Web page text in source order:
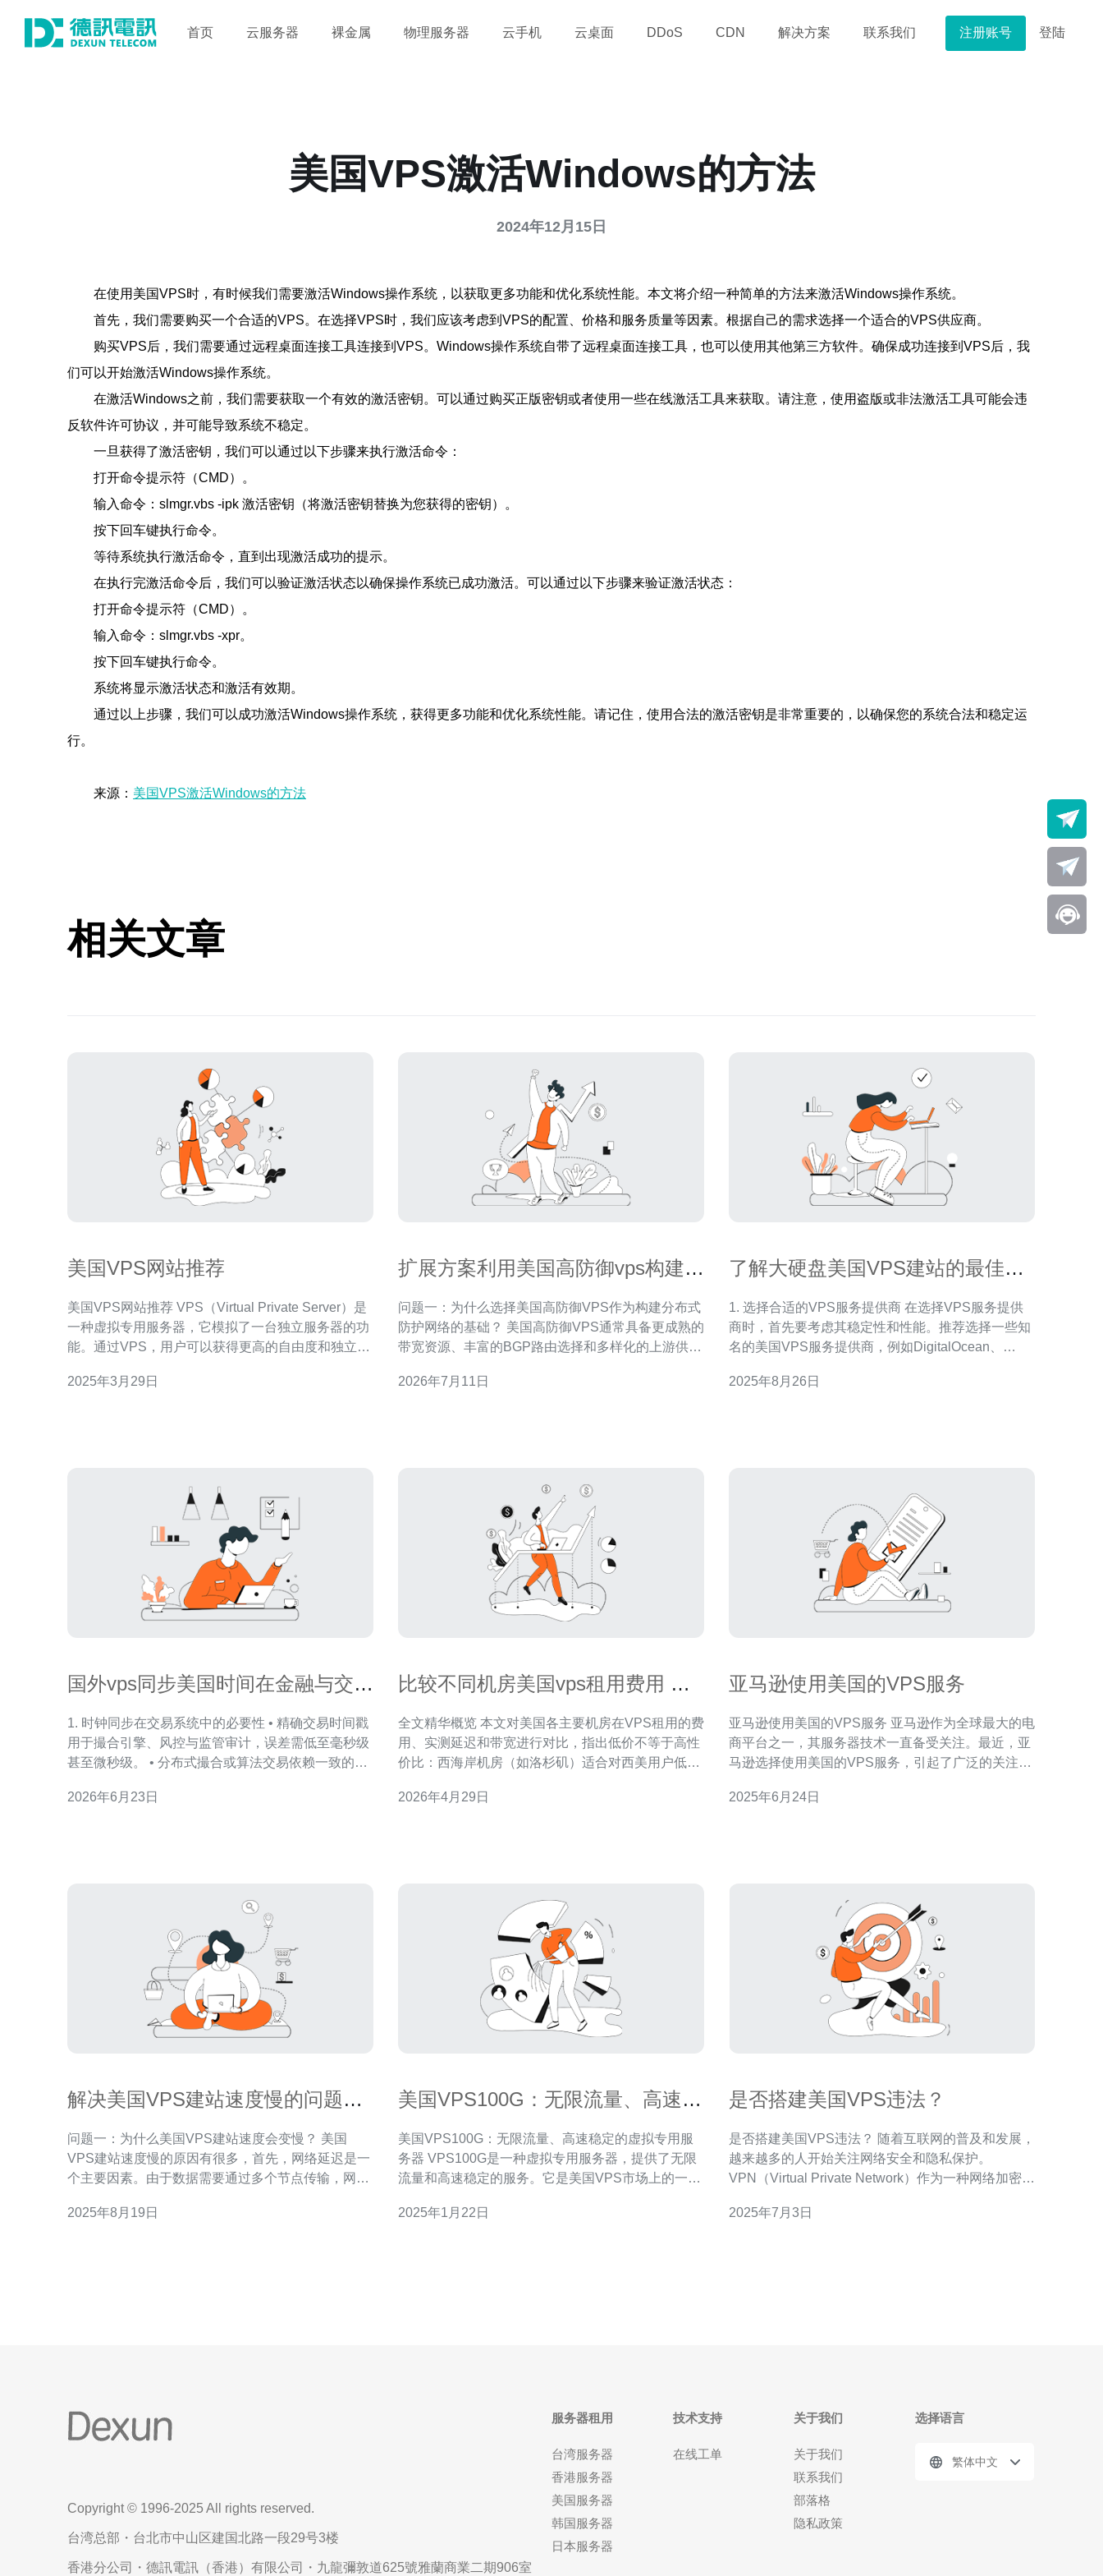
首页 云服务器 裸金属 物理服务器 云手机 云桌面 DDoS CDN 解决方案 联系我们 注册账号 登陆
美国VPS激活Windows的方法
2024年12月15日
在使用美国VPS时，有时候我们需要激活Windows操作系统，以获取更多功能和优化系统性能。本文将介绍一种简单的方法来激活Windows操作系统。
首先，我们需要购买一个合适的VPS。在选择VPS时，我们应该考虑到VPS的配置、价格和服务质量等因素。根据自己的需求选择一个适合的VPS供应商。
购买VPS后，我们需要通过远程桌面连接工具连接到VPS。Windows操作系统自带了远程桌面连接工具，也可以使用其他第三方软件。确保成功连接到VPS后，我
们可以开始激活Windows操作系统。
在激活Windows之前，我们需要获取一个有效的激活密钥。可以通过购买正版密钥或者使用一些在线激活工具来获取。请注意，使用盗版或非法激活工具可能会违
反软件许可协议，并可能导致系统不稳定。
一旦获得了激活密钥，我们可以通过以下步骤来执行激活命令：
打开命令提示符（CMD）。
输入命令：slmgr.vbs -ipk 激活密钥（将激活密钥替换为您获得的密钥）。
按下回车键执行命令。
等待系统执行激活命令，直到出现激活成功的提示。
在执行完激活命令后，我们可以验证激活状态以确保操作系统已成功激活。可以通过以下步骤来验证激活状态：
打开命令提示符（CMD）。
输入命令：slmgr.vbs -xpr。
按下回车键执行命令。
系统将显示激活状态和激活有效期。
通过以上步骤，我们可以成功激活Windows操作系统，获得更多功能和优化系统性能。请记住，使用合法的激活密钥是非常重要的，以确保您的系统合法和稳定运
行。
来源： 美国VPS激活Windows的方法
相关文章
美国VPS网站推荐
美国VPS网站推荐 VPS（Virtual Private Server）是
一种虚拟专用服务器，它模拟了一台独立服务器的功
能。通过VPS，用户可以获得更高的自由度和独立
要担心硬件设备的维护和成本。在选择VPS提供商
2025年3月29日
扩展方案利用美国高防御vps构建全
问题一：为什么选择美国高防御VPS作为构建分布式
防护网络的基础？ 美国高防御VPS通常具备更成熟的
带宽资源、丰富的BGP路由选择和多样化的上游供应
势。通过在美国部署中立机房与多线接入，可以快速
2026年7月11日
了解大硬盘美国VPS建站的最佳配
1. 选择合适的VPS服务提供商 在选择VPS服务提供
商时，首先要考虑其稳定性和性能。推荐选择一些知
名的美国VPS服务提供商，例如DigitalOcean、
置，比如CPU、内存和硬盘大小等。 2. 选择合适的
2025年8月26日
国外vps同步美国时间在金融与交易
1. 时钟同步在交易系统中的必要性 • 精确交易时间戳
用于撮合引擎、风控与监管审计，误差需低至毫秒级
甚至微秒级。 • 分布式撮合或算法交易依赖一致的时
时间（通常以美东时间为基准）。 • 时间漂移会导致
2026年6月23日
比较不同机房美国vps租用费用 与
全文精华概览 本文对美国各主要机房在VPS租用的费
用、实测延迟和带宽进行对比，指出低价不等于高性
价比：西海岸机房（如洛杉矶）适合对西美用户低延
部（达拉斯/芝加哥）在带宽和价格上通常达成平衡。
2026年4月29日
亚马逊使用美国的VPS服务
亚马逊使用美国的VPS服务 亚马逊作为全球最大的电
商平台之一，其服务器技术一直备受关注。最近，亚
马逊选择使用美国的VPS服务，引起了广泛的关注。
可以提供更加独立和灵活的服务。
2025年6月24日
解决美国VPS建站速度慢的问题的
问题一：为什么美国VPS建站速度会变慢？ 美国
VPS建站速度慢的原因有很多，首先，网络延迟是一
个主要因素。由于数据需要通过多个节点传输，网络
载过高、带宽限制、以及配置不当的VPS也会导致速
2025年8月19日
美国VPS100G：无限流量、高速稳
美国VPS100G：无限流量、高速稳定的虚拟专用服
务器 VPS100G是一种虚拟专用服务器，提供了无限
流量和高速稳定的服务。它是美国VPS市场上的一种
与传统的虚拟专用服务器相比，VPS100G提供了无
2025年1月22日
是否搭建美国VPS违法？
是否搭建美国VPS违法？ 随着互联网的普及和发展，
越来越多的人开始关注网络安全和隐私保护。
VPN（Virtual Private Network）作为一种网络加密技
而VPS（Virtual Private Server）则是一种基于虚拟
2025年7月3日
Copyright © 1996-2025 All rights reserved.
台湾总部・台北市中山区建国北路一段29号3楼
香港分公司・德訊電訊（香港）有限公司・九龍彌敦道625號雅蘭商業二期906室
服务器租用
台湾服务器
香港服务器
美国服务器
韩国服务器
日本服务器
技术支持
在线工单
关于我们
关于我们
联系我们
部落格
隐私政策
选择语言
繁体中文